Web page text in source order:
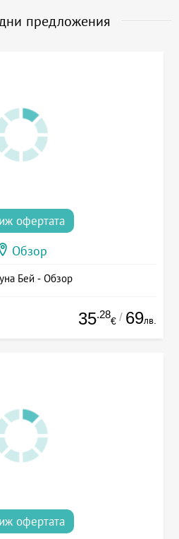
предложения
офертата
Обзор
Бей - Обзор
35.28
€ / 69лв.
офертата